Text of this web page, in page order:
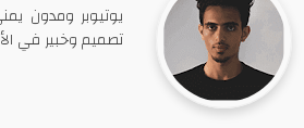
يوتيوبر ومدون
تصميم وخبير في